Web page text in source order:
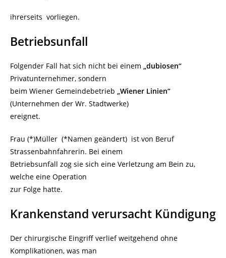
ihrerseits vorliegen.
Betriebsunfall
Folgender Fall hat sich nicht bei einem „dubiosen“
Privatunternehmer, sondern
beim Wiener Gemeindebetrieb „Wiener Linien“
(Unternehmen der Wr. Stadtwerke)
ereignet.
Frau (*)Müller (*Namen geändert) ist von Beruf
Strassenbahnfahrerin. Bei einem
Betriebsunfall zog sie sich eine Verletzung am Bein zu,
welche eine Operation
zur Folge hatte.
Krankenstand verursacht Kündigung
Der chirurgische Eingriff verlief weitgehend ohne
Komplikationen, was man